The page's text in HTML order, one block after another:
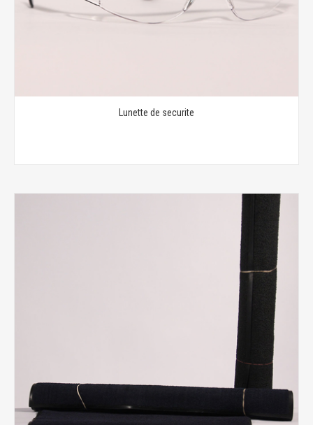
Lunette de securite